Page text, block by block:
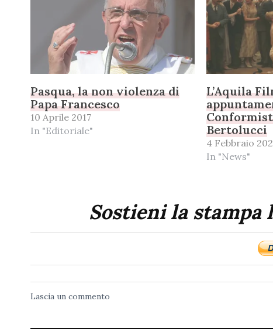
Pasqua, la non violenza di
Papa Francesco
10 Aprile 2017
In "Editoriale"
L’Aquila
Bertolucci
4 Febbraio
In "News"
Sostieni la stampa
Lascia un commento